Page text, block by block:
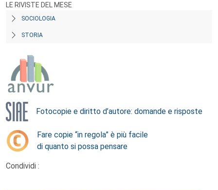
LE RIVISTE DEL MESE
SOCIOLOGIA
STORIA
Fotocopie e diritto d’autore: domande e risposte
Fare copie “in regola” è più facile
di quanto si possa pensare
Condividi :